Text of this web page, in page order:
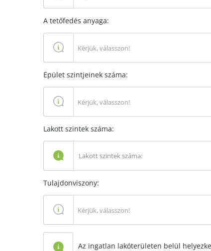
A tetőfedés anyaga:
Kérjük, válasszon!
Épület szintjeinek száma:
Kérjük, válasszon!
Lakott szintek száma:
Tulajdonviszony:
Kérjük, válasszon!
Az ingatlan lakóterületen belül